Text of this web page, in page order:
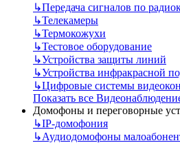
↳Передача сигналов по
↳Телекамеры
↳Термокожухи
↳Тестовое оборудование
↳Устройства защиты линий
↳Устройства инфракрасной
↳Цифровые системы
Показать все
Домофоны и переговорные
↳IP-домофония
↳Аудиодомофоны